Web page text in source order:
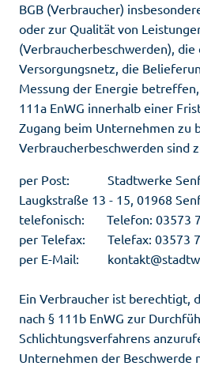
BGB (Verbraucher)
oder zur Qualität von
(Verbraucherbeschwerden), die
Versorgungsnetz, die
Messung der Energie
111a EnWG innerhalb einer
Zugang beim Unternehmen zu
Verbraucherbeschwerden sind
per Post: Stadtwerke
Laugkstraße 13 - 15, 01968
telefonisch: Telefon: 03573
per Telefax: Telefax: 03573
per E-Mail:
Ein Verbraucher ist berechtigt,
nach § 111b EnWG zur
Schlichtungsverfahrens
Unternehmen der Beschwerde